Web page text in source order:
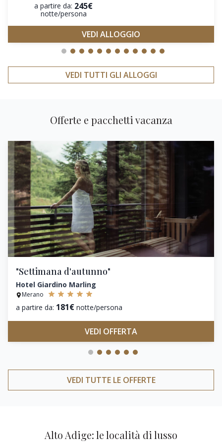
a partire da: 245€
notte/persona
VEDI ALLOGGIO
VEDI TUTTI GLI ALLOGGI
Offerte e pacchetti vacanza
"Settimana d'autunno"
Hotel Giardino Marling
Merano
a partire da: 181€ notte/persona
VEDI OFFERTA
VEDI TUTTE LE OFFERTE
Alto Adige: le località di lusso